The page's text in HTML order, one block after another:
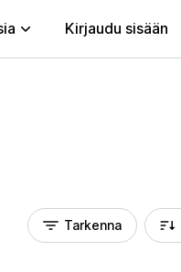
Kirjaudu sisään
Tarkenna